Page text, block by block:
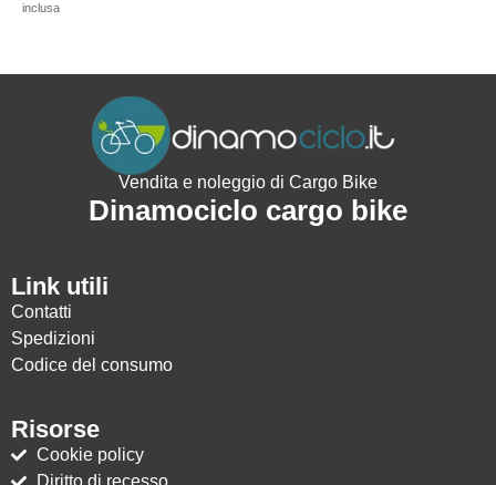
inclusa
Vendita e noleggio di Cargo Bike
Dinamociclo cargo bike
Link utili
Contatti
Spedizioni
Codice del consumo
Risorse
Cookie policy